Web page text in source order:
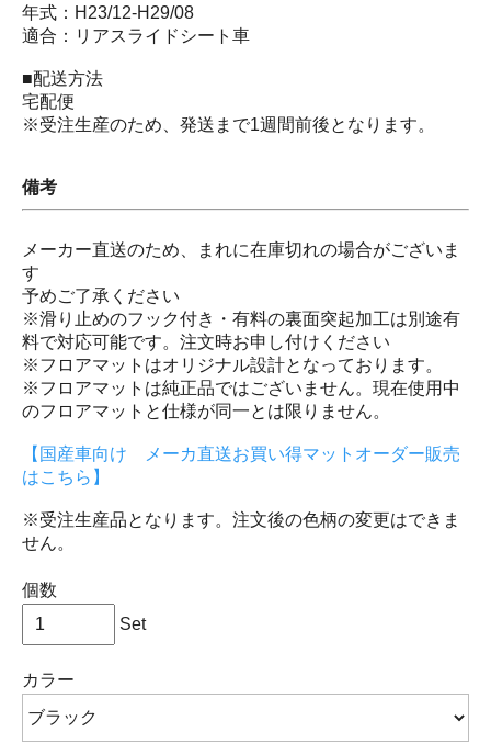
年式：H23/12-H29/08
適合：リアスライドシート車
■配送方法
宅配便
※受注生産のため、発送まで1週間前後となります。
備考
メーカー直送のため、まれに在庫切れの場合がございま
す
予めご了承ください
※滑り止めのフック付き・有料の裏面突起加工は別途有
料で対応可能です。注文時お申し付けください
※フロアマットはオリジナル設計となっております。
※フロアマットは純正品ではございません。現在使用中
のフロアマットと仕様が同一とは限りません。
【国産車向け メーカ直送お買い得マットオーダー販売
はこちら】
※受注生産品となります。注文後の色柄の変更はできま
せん。
個数
Set
カラー